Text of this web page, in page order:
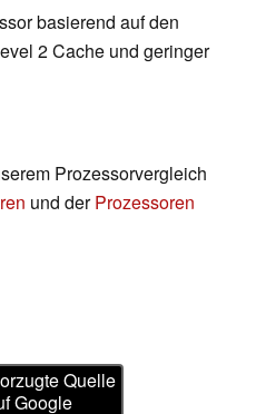
basierend auf den
2 Cache und geringer
Prozessorvergleich
und derProzessoren
Quelle
Google